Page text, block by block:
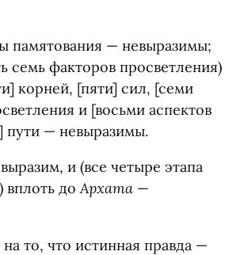
памятования — невыразимы;
семь факторов просветления)
корней, [пяти] сил, [семи
и [восьми аспектов
пути — невыразимы.
и (все четыре этапа
вплоть доАрхата —
на то, что истинная правда —